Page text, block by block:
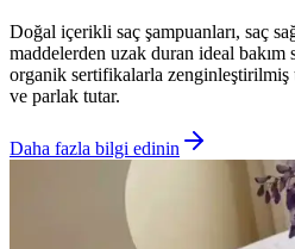
Doğal içerikli saç şampuanları, saç
maddelerden uzak duran ideal
organik sertifikalarla zenginleştirilmiş
ve parlak tutar.
Daha fazla bilgi edinin